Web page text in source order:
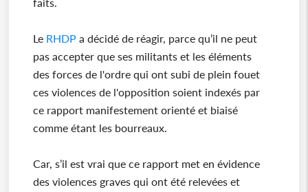
faits.
Le RHDPa décidé de réagir, parce qu’il ne peut
pas accepter que ses militants et les éléments
des forces de l'ordre qui ont subi de plein fouet
ces violences de l'opposition soient indexés par
ce rapport manifestement orienté et biaisé
comme étant les bourreaux.
Car, s’il est vrai que ce rapport met en évidence
des violences graves qui ont été relevées et